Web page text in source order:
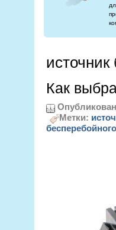
источник
Как
Метки: